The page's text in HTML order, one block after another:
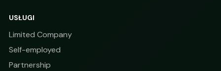
USŁUGI
Limited Company
Self-employed
Partnership